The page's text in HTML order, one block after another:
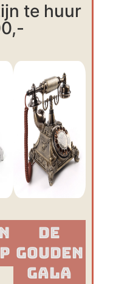
te huur
De
Gouden
Gala